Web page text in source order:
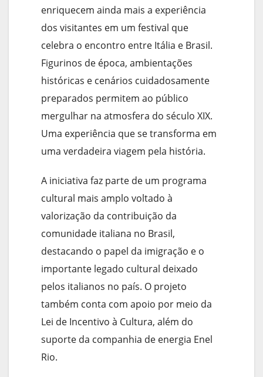
enriquecem ainda mais a experiência
dos visitantes em um festival que
celebra o encontro entre Itália e Brasil.
Figurinos de época, ambientações
históricas e cenários cuidadosamente
preparados permitem ao público
mergulhar na atmosfera do século XIX.
Uma experiência que se transforma em
uma verdadeira viagem pela história.
A iniciativa faz parte de um programa
cultural mais amplo voltado à
valorização da contribuição da
comunidade italiana no Brasil,
destacando o papel da imigração e o
importante legado cultural deixado
pelos italianos no país. O projeto
também conta com apoio por meio da
Lei de Incentivo à Cultura, além do
suporte da companhia de energia Enel
Rio.